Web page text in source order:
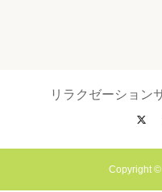
リラクゼーション
Copyright ©